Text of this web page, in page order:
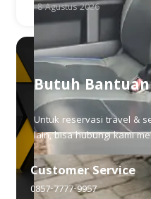
8 Agustus 2026
Butuh
Untuk reservasi travel &
lain, bisa hubungi kami
Customer Service
0857-7777-9957